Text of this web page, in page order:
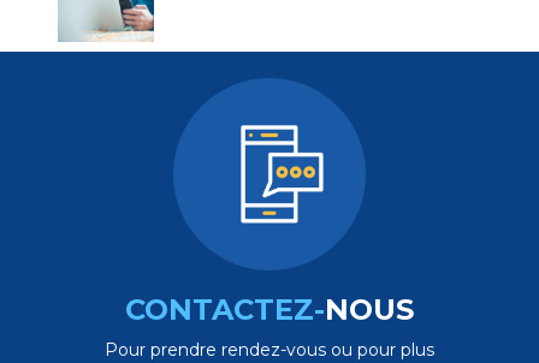
CONTACTEZ-NOUS
Pour prendre rendez-vous ou pour plus